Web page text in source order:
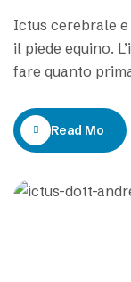
Ictus cerebrale
il piede equino.
fare quanto
dei tendini. Il
funzionalità
Read More